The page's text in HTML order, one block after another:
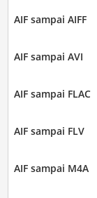
AIF sampai AIFF
AIF sampai AVI
AIF sampai FLAC
AIF sampai FLV
AIF sampai M4A